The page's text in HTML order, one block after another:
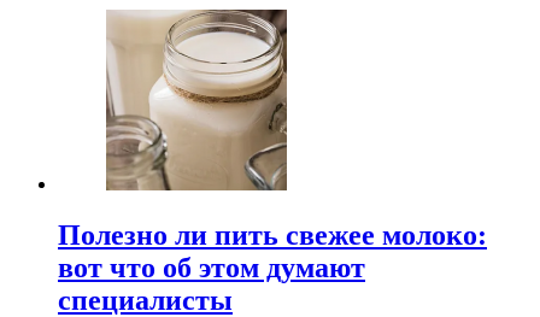
Полезно ли пить свежее молоко:
вот что об этом думают
специалисты